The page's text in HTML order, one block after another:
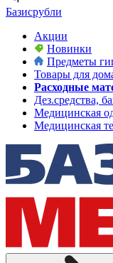
Базисрубли
Акции
Новинки
Предметы
Товары для
Расходные
Дез.средства,
Медицинская
Медицинская